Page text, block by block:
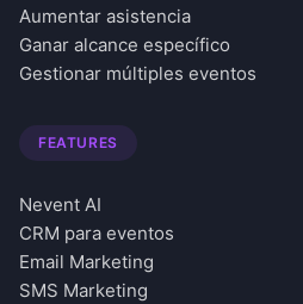
Aumentar asistencia
Ganar alcance específico
Gestionar múltiples eventos
FEATURES
Nevent AI
CRM para eventos
Email Marketing
SMS Marketing